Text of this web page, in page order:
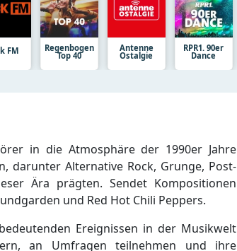
FM Regenbogen
Top 40
Antenne
Ostalgie
RPR1. 90er
Dance
in die Atmosphäre der 1990er Jahre
darunter Alternative Rock, Grunge, Post-
Ära prägten. Sendet Kompositionen
und Red Hot Chili Peppers.
Ereignissen in der Musikwelt
an Umfragen teilnehmen und ihre